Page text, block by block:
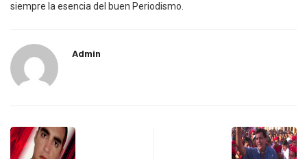
siempre la esencia del buen Periodismo.
Admin